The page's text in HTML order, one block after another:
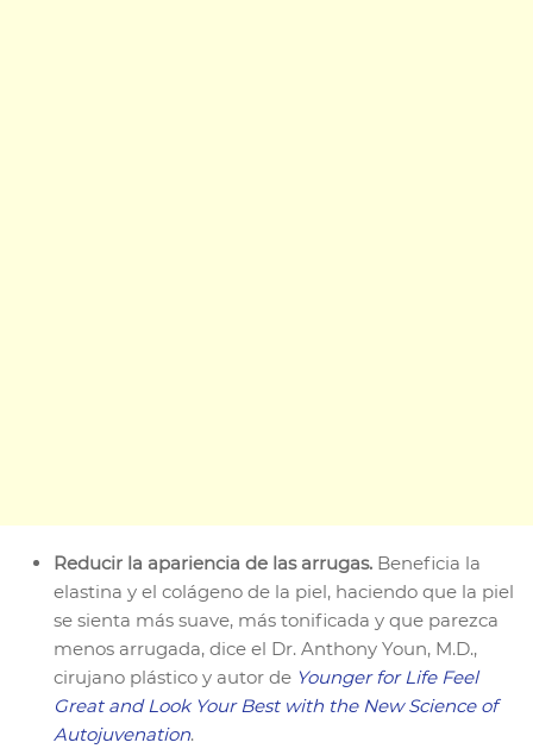
Reducir la apariencia de las arrugas. Beneficia la
elastina y el colágeno de la piel, haciendo que la piel
se sienta más suave, más tonificada y que parezca
menos arrugada, dice el Dr. Anthony Youn, M.D.,
cirujano plástico y autor de Younger for Life Feel
Great and Look Your Best with the New Science of
Autojuvenation.